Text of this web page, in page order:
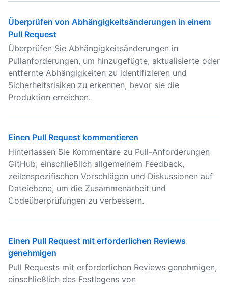
Überprüfen von Abhängigkeitsänderungen in einem
Pull Request
Überprüfen Sie Abhängigkeitsänderungen in
Pullanforderungen, um hinzugefügte, aktualisierte oder
entfernte Abhängigkeiten zu identifizieren und
Sicherheitsrisiken zu erkennen, bevor sie die
Produktion erreichen.
Einen Pull Request kommentieren
Hinterlassen Sie Kommentare zu Pull-Anforderungen
GitHub, einschließlich allgemeinem Feedback,
zeilenspezifischen Vorschlägen und Diskussionen auf
Dateiebene, um die Zusammenarbeit und
Codeüberprüfungen zu verbessern.
Einen Pull Request mit erforderlichen Reviews
genehmigen
Pull Requests mit erforderlichen Reviews genehmigen,
einschließlich des Festlegens von